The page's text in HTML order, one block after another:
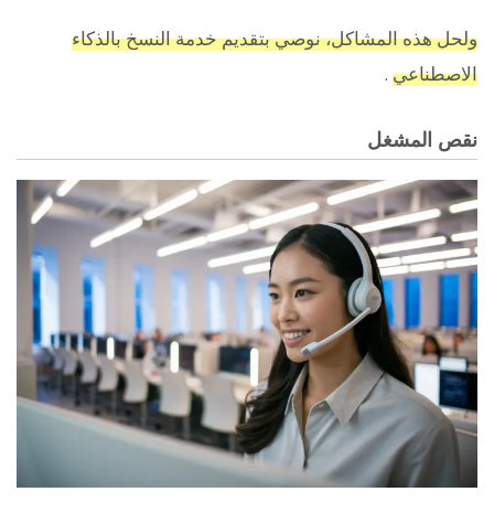
ولحل هذه المشاكل، نوصي بتقديم خدمة النسخ بالذكاء
الاصطناعي .
نقص المشغل